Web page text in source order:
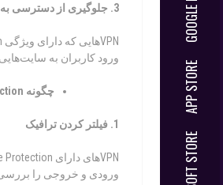
3. جلوگیری از دسترسی
ورود کاربران به
چگونه
1. فیلتر کردن ترافیک
ورودی و خروجی را بررسی